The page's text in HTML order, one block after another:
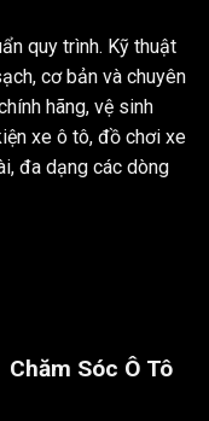
quy trình. Kỹ thuật
cơ bản và chuyên
hãng, vệ sinh
xe ô tô, đồ chơi xe
đa dạng các dòng
Chăm Sóc Ô Tô